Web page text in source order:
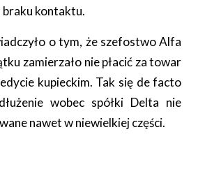
braku kontaktu.
o tym, że szefostwo Alfa
zamierzało nie płacić za towar
kupieckim. Tak się de facto
wobec spółki Delta nie
nawet w niewielkiej części.